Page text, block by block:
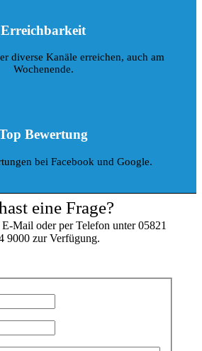
Erreichbarkeit
diverse Kanäle erreichen, auch am
Wochenende.
Bewertung
bei Facebook und Google.
eine Frage?
Mail oder per Telefon unter 05821
9000 zur Verfügung.